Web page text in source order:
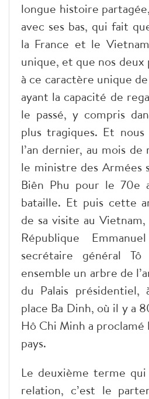
longue histoire
avec ses bas, qui fait
la France et le
unique, et que nos deux
à ce caractère unique
ayant la capacité de
le passé, y compris
plus tragiques. Et nous
l’an dernier, au mois
le ministre des Armées
Biên Phu pour le 70e
bataille. Et puis cette
de sa visite au
République
secrétaire général
ensemble un arbre de
du Palais
place Ba Dinh, où il y a
Hô Chi Minh a proclamé
pays.
Le deuxième terme
relation, c’est le